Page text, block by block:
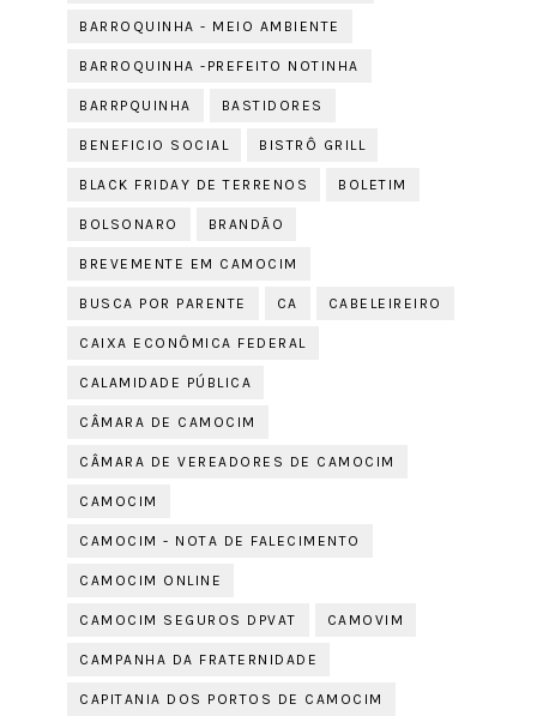
BARROQUINHA - MEIO AMBIENTE
BARROQUINHA -PREFEITO NOTINHA
BARRPQUINHA BASTIDORES
BENEFICIO SOCIAL BISTRÔ GRILL
BLACK FRIDAY DE TERRENOS BOLETIM
BOLSONARO BRANDÃO
BREVEMENTE EM CAMOCIM
BUSCA POR PARENTE CA CABELEIREIRO
CAIXA ECONÔMICA FEDERAL
CALAMIDADE PÚBLICA
CÂMARA DE CAMOCIM
CÂMARA DE VEREADORES DE CAMOCIM
CAMOCIM
CAMOCIM - NOTA DE FALECIMENTO
CAMOCIM ONLINE
CAMOCIM SEGUROS DPVAT CAMOVIM
CAMPANHA DA FRATERNIDADE
CAPITANIA DOS PORTOS DE CAMOCIM